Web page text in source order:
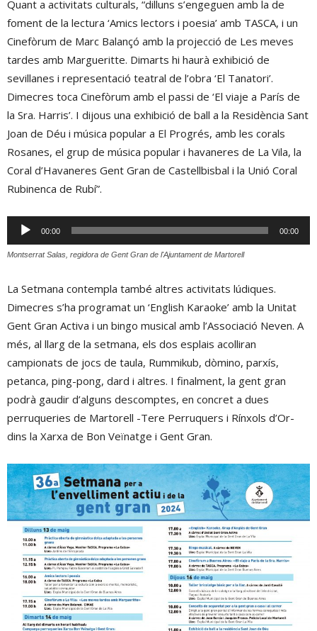
Quant a activitats culturals, “dilluns s’engeguen amb la de
foment de la lectura ‘Amics lectors i poesia’ amb TASCA, i un
Cinefòrum de Marc Balançó amb la projecció de Les meves
tardes amb Margueritte. Dimarts hi haurà exhibició de
sevillanes i representació teatral de l’obra ‘El Tanatori’.
Dimecres toca Cinefòrum amb el passi de ‘El viaje a París de
la Sra. Harris’. I dijous una exhibició de ball a la Residència Sant
Joan de Déu i música popular a El Progrés, amb les corals
Rosanes, el grup de música popular i havaneres de La Vila, la
Coral d’Havaneres Gent Gran de Castellbisbal i la Unió Coral
Rubinenca de Rubí”.
Reproductor
d'àudio
00:00 00:00
Montserrat Salas, regidora de Gent Gran de l'Ajuntament de Martorell
La Setmana contempla també altres activitats lúdiques.
Dimecres s’ha programat un ‘English Karaoke’ amb la Unitat
Gent Gran Activa i un bingo musical amb l’Associació Neven. A
més, al llarg de la setmana, els dos esplais acolliran
campionats de jocs de taula, Rummikub, dòmino, parxís,
petanca, ping-pong, dard i altres. I finalment, la gent gran
podrà gaudir d’alguns descomptes, en concret a dues
perruqueries de Martorell -Tere Perruquers i Rínxols d’Or-
dins la Xarxa de Bon Veïnatge i Gent Gran.